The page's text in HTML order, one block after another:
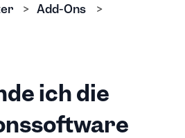
Add-Ons
ich die